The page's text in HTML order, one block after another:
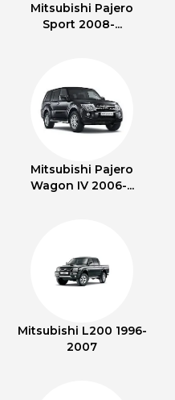
Mitsubishi Pajero
Sport 2008-...
Mitsubishi Pajero
Wagon IV 2006-...
Mitsubishi L200 1996-
2007